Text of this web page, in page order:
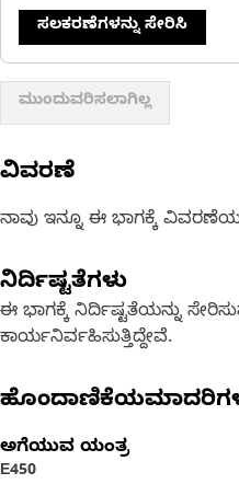
ಸಲಕರಣೆಗಳನ್ನು ಸೇರಿಸಿ
ಮುಂದುವರಿಸಲಾಗಿಲ್ಲ
ವಿವರಣೆ
ನಾವು ಇನ್ನೂ ಈ ಭಾಗಕ್ಕೆ
ನಿರ್ದಿಷ್ಟತೆಗಳು
ಈ ಭಾಗಕ್ಕೆ ನಿರ್ದಿಷ್ಟತೆಯನ್ನು
ಕಾರ್ಯನಿರ್ವಹಿಸುತ್ತಿದ್ದೇವೆ.
ಅಗೆಯುವ ಯಂತ್ರ
E450